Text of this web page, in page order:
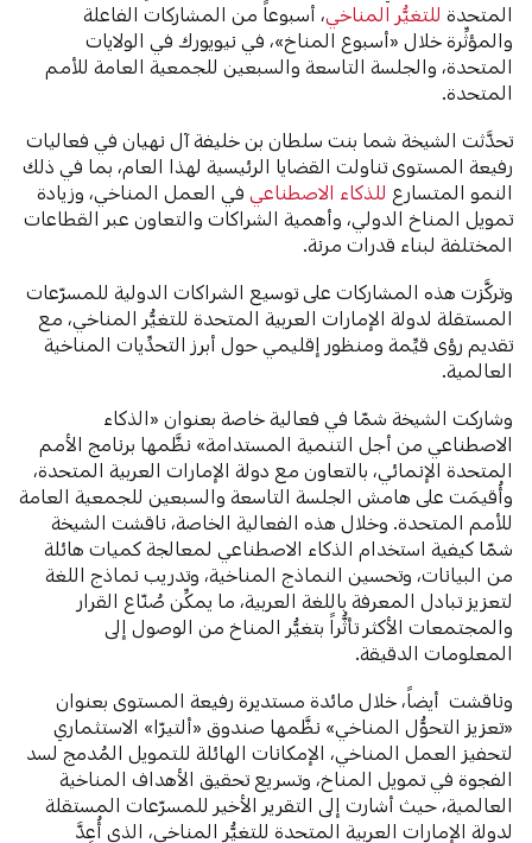
المتحدةللتغيُّر المناخي ، أسبوعاً من المشاركات الفاعلة
والمؤثِّرة خلال «أسبوع المناخ»، في نيويورك في الولايات
المتحدة، والجلسة التاسعة والسبعين للجمعية العامة للأمم
المتحدة.
تحدَّثت الشيخة شما بنت سلطان بن خليفة آل نهيان في فعاليات
رفيعة المستوى تناولت القضايا الرئيسية لهذا العام، بما في ذلك
النمو المتسارع للذكاء الاصطناعي في العمل المناخي، وزيادة
تمويل المناخ الدولي، وأهمية الشراكات والتعاون عبر القطاعات
المختلفة لبناء قدرات مرنة.
وتركَّزت هذه المشاركات على توسيع الشراكات الدولية للمسرّعات
المستقلة لدولة الإمارات العربية المتحدة للتغيُّر المناخي، مع
تقديم رؤى قيِّمة ومنظور إقليمي حول أبرز التحدِّيات المناخية
العالمية.
وشاركت الشيخة شمّا في فعالية خاصة بعنوان «الذكاء
الاصطناعي من أجل التنمية المستدامة» نظَّمها برنامج الأمم
المتحدة الإنمائي، بالتعاون مع دولة الإمارات العربية المتحدة،
وأُقيمَت على هامش الجلسة التاسعة والسبعين للجمعية العامة
للأمم المتحدة. وخلال هذه الفعالية الخاصة، ناقشت الشيخة
شمّا كيفية استخدام الذكاء الاصطناعي لمعالجة كميات هائلة
من البيانات، وتحسين النماذج المناخية، وتدريب نماذج اللغة
لتعزيز تبادل المعرفة باللغة العربية، ما يمكِّن صُنّاع القرار
والمجتمعات الأكثر تأثُّراً بتغيُّر المناخ من الوصول إلى
المعلومات الدقيقة.
وناقشت أيضاً، خلال مائدة مستديرة رفيعة المستوى بعنوان
«تعزيز التحوُّل المناخي» نظَّمها صندوق «ألتيرّا» الاستثماري
لتحفيز العمل المناخي، الإمكانات الهائلة للتمويل المُدمج لسد
الفجوة في تمويل المناخ، وتسريع تحقيق الأهداف المناخية
العالمية، حيث أشارت إلى التقرير الأخير للمسرّعات المستقلة
لدولة الإمارات العربية المتحدة للتغيُّر المناخي، الذي أُعِدَّ